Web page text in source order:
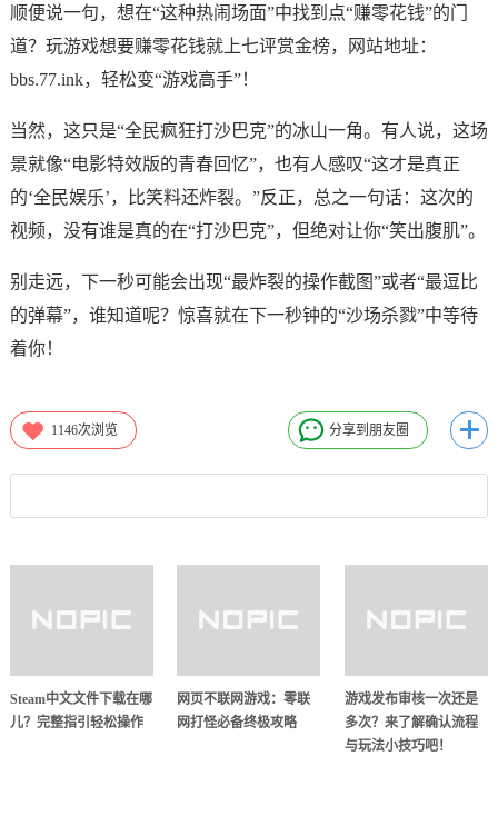
顺便说一句，想在“这种热闹场面”中找到点“赚零花钱”的门
道？玩游戏想要赚零花钱就上七评赏金榜，网站地址：
bbs.77.ink，轻松变“游戏高手”！
当然，这只是“全民疯狂打沙巴克”的冰山一角。有人说，这场
景就像“电影特效版的青春回忆”，也有人感叹“这才是真正
的‘全民娱乐’，比笑料还炸裂。”反正，总之一句话：这次的
视频，没有谁是真的在“打沙巴克”，但绝对让你“笑出腹肌”。
别走远，下一秒可能会出现“最炸裂的操作截图”或者“最逗比
的弹幕”，谁知道呢？惊喜就在下一秒钟的“沙场杀戮”中等待
着你！
1146次浏览 分享到朋友圈
Steam中文文件下载在哪
儿？完整指引轻松操作
网页不联网游戏：零联
网打怪必备终极攻略
游戏发布审核一次还是
多次？来了解确认流程
与玩法小技巧吧！